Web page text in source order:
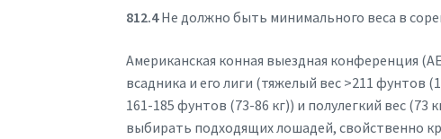
812.4Не должно быть минимального веса в
Американская конная выездная конференция
всадника и его лиги (тяжелый вес >211 фунтов
161-185 фунтов (73-86 кг)) и полулегкий вес (73
выбирать подходящих лошадей, свойственно